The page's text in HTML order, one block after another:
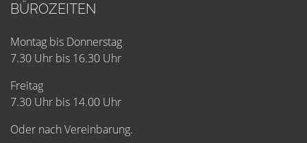
BÜROZEITEN
Montag bis Donnerstag
7.30 Uhr bis 16.30 Uhr
Freitag
7.30 Uhr bis 14.00 Uhr
Oder nach Vereinbarung.